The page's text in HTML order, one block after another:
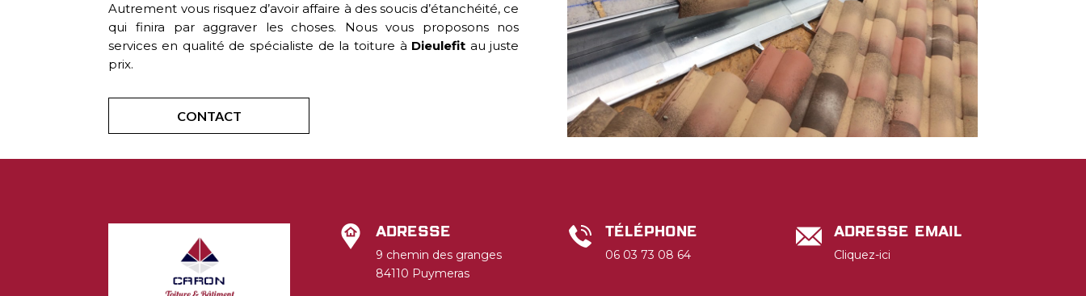
Autrement vous risquez d’avoir affaire à des soucis d’étanchéité, ce
qui finira par aggraver les choses. Nous vous proposons nos
services en qualité de spécialiste de la toiture à Dieulefit au juste
prix.
CONTACT
Adresse
9 chemin des granges
84110 Puymeras
Téléphone
06 03 73 08 64
Adresse email
Cliquez-ici